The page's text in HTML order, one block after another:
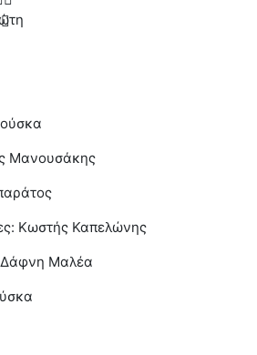
Μανουσάκης
Κωστής Καπελώνης
Μαλέα